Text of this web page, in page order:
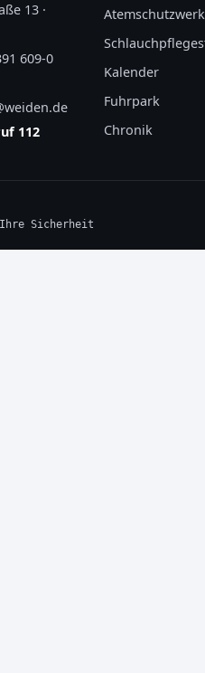
13 ·
609-0
112
Kalender
Fuhrpark
Chronik
Sicherheit